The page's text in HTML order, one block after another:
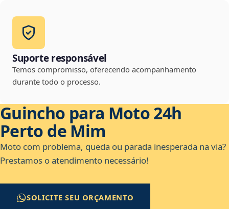
Suporte responsável
Temos compromisso, oferecendo acompanhamento
durante todo o processo.
Guincho para Moto 24h
Perto de Mim
Moto com problema, queda ou parada inesperada na via?
Prestamos o atendimento necessário!
SOLICITE SEU ORÇAMENTO